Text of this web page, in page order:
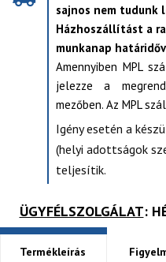
sajnos nem
Házhoszállítást a
munkanap
Amennyiben MPL
jelezze a
mezőben. Az MPL
Igény esetén a
(helyi adottságok
teljesítik.
ÜGYFÉLSZOLGÁLAT:
Termékleírás